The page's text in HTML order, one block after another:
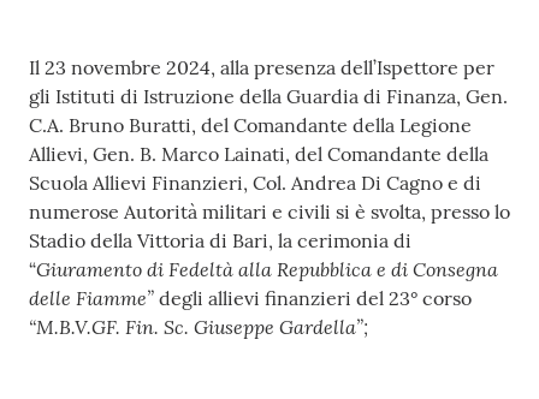
Contenuto
Il 23 novembre 2024, alla presenza dell’Ispettore per
gli Istituti di Istruzione della Guardia di Finanza, Gen.
C.A. Bruno Buratti, del Comandante della Legione
Allievi, Gen. B. Marco Lainati, del Comandante della
Scuola Allievi Finanzieri, Col. Andrea Di Cagno e di
numerose Autorità militari e civili si è svolta, presso lo
Stadio della Vittoria di Bari, la cerimonia di
“Giuramento di Fedeltà alla Repubblica e di Consegna
delle Fiamme” degli allievi finanzieri del 23° corso
“M.B.V.GF. Fin. Sc. Giuseppe Gardella”;